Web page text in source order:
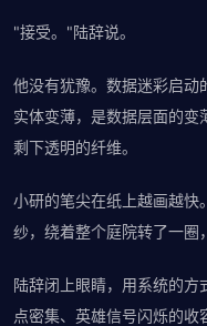
"接受。"陆辞说。
他没有犹豫。数据迷彩启
实体变薄，是数据层面的
剩下透明的纤维。
小研的笔尖在纸上越画越快
纱，绕着整个庭院转了一圈
陆辞闭上眼睛，用系统的
点密集、英雄信号闪烁的